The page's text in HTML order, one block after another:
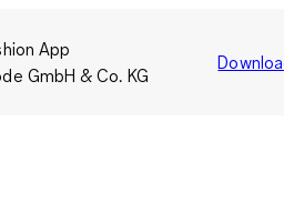
App
GmbH & Co. KG